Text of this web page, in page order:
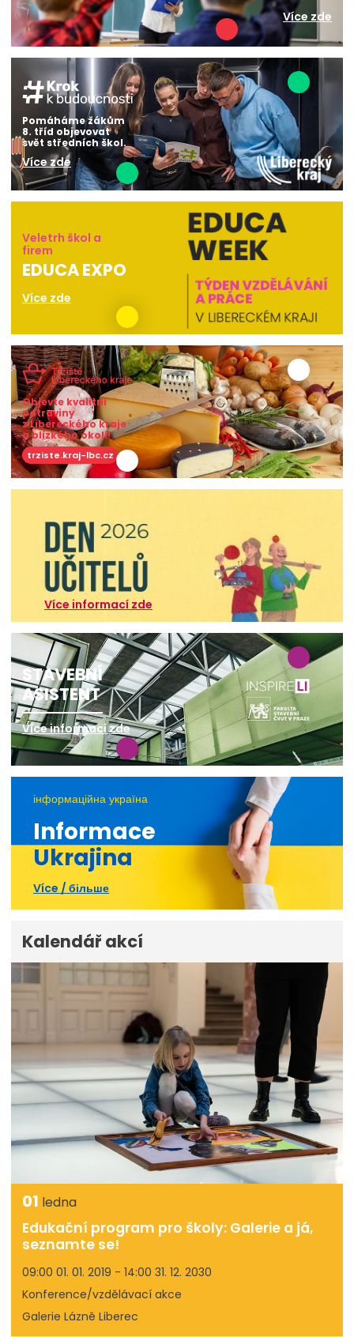
Více zde
Pomáháme žákům
8. tříd objevovat
svět středních škol.
Více zde
Veletrh škol a
firem
EDUCA EXPO
Více zde
Objevte kvalitní
potraviny
z Libereckého kraje
a blízkého okolí!
trziste.kraj-lbc.cz
Více informací zde
STAVEBNÍ
ASISTENT
Více informací zde
інформаційна україна
Informace
Ukrajina
Více / більше
Kalendář akcí
01 ledna
Edukační program pro školy: Galerie a já,
seznamte se!
09:00 01. 01. 2019 - 14:00 31. 12. 2030
Konference/vzdělávací akce
Galerie Lázně Liberec